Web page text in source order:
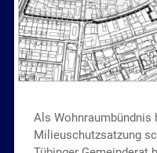
Als Wohnraumbündnis
Milieuschutzsatzung